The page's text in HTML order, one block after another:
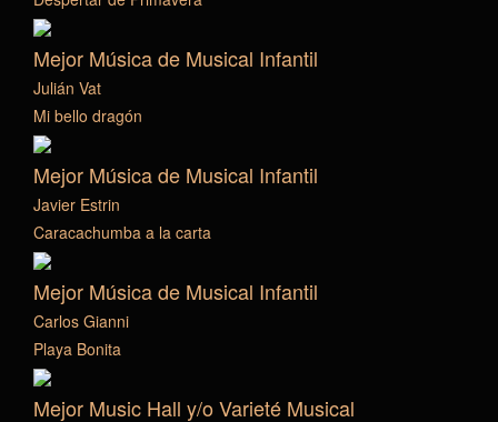
Mejor Música de Musical Infantil
Julián Vat
Mi bello dragón
Mejor Música de Musical Infantil
Javier Estrin
Caracachumba a la carta
Mejor Música de Musical Infantil
Carlos Gianni
Playa Bonita
Mejor Music Hall y/o Varieté Musical